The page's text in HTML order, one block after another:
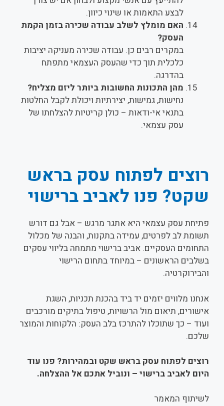
לבצע התאמות או שינוי כיוון.
האם מומלץ לשלב עבודה שכירה בזמן הקמת
העסק?
במקרים רבים כן. עבודה שכירה מעניקה יציבות
כלכלית תוך כדי שהעסק העצמאי מתפתח
בהדרגה.
מהן התכונות החשובות ביותר ליזם מצליח?
נחישות, גמישות, יצירתיות ויכולת לקבל החלטות
בתנאי אי-ודאות – כולן קריטיות להצלחתו של
עסק עצמאי.
רוצים לפתוח עסק בראש
שקט? פנו לאביב ברישוי
פתיחת עסק עצמאי היא אתגר מרגש – אבל גם דורש
תשומת לב לפרטים, עמידה בתקנות, והבנה של מכלול
התחומים העסקיים. אביב ברישוי מתמחה בליווי עסקים
בשלבים הראשונים – במיוחד בתחום הרישוי
והבירוקרטיה.
אנחנו מלווים יזמים יד ביד בהכנת תכניות, השגת
אישורים, תיאום מול הרשויות, טיפול בתיקים מורכבים
ועוד – כך שתוכלו להתרכז בלב העסק: הלקוחות והמוצר
שלכם.
רוצים לפתוח עסק בראש שקט ובמהירות? פנו עוד
היום לאביב ברישוי – ונוביל אתכם אל ההצלחה.
לשיתוף המאמר